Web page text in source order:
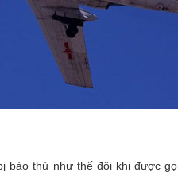
bảo thủ như thế đôi khi được